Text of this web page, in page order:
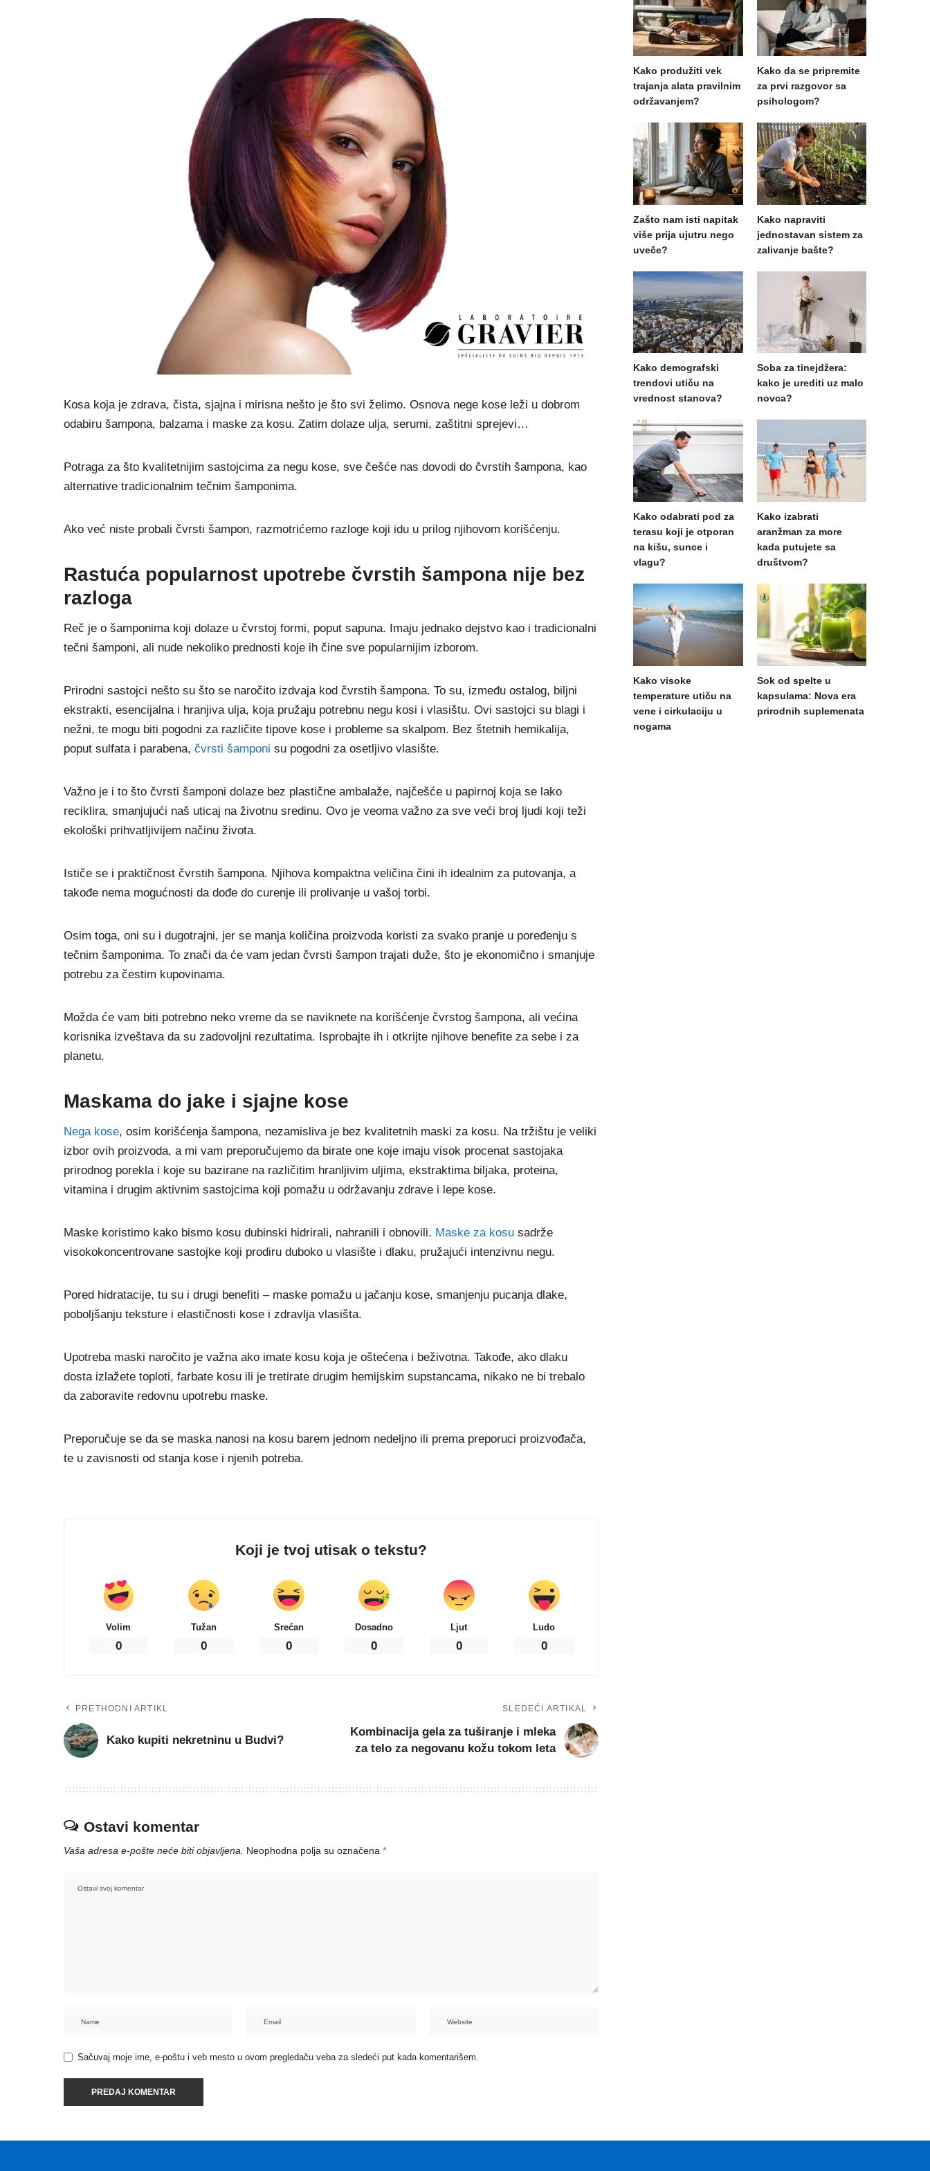
Kosa koja je zdrava, čista, sjajna i mirisna nešto je što svi želimo. Osnova nege kose leži u dobrom
odabiru šampona, balzama i maske za kosu. Zatim dolaze ulja, serumi, zaštitni sprejevi…
Potraga za što kvalitetnijim sastojcima za negu kose, sve češće nas dovodi do čvrstih šampona, kao
alternative tradicionalnim tečnim šamponima.
Ako već niste probali čvrsti šampon, razmotrićemo razloge koji idu u prilog njihovom korišćenju.
Rastuća popularnost upotrebe čvrstih šampona nije bez
razloga
Reč je o šamponima koji dolaze u čvrstoj formi, poput sapuna. Imaju jednako dejstvo kao i tradicionalni
tečni šamponi, ali nude nekoliko prednosti koje ih čine sve popularnijim izborom.
Prirodni sastojci nešto su što se naročito izdvaja kod čvrstih šampona. To su, između ostalog, biljni
ekstrakti, esencijalna i hranjiva ulja, koja pružaju potrebnu negu kosi i vlasištu. Ovi sastojci su blagi i
nežni, te mogu biti pogodni za različite tipove kose i probleme sa skalpom. Bez štetnih hemikalija,
poput sulfata i parabena, čvrsti šamponi su pogodni za osetljivo vlasište.
Važno je i to što čvrsti šamponi dolaze bez plastične ambalaže, najčešće u papirnoj koja se lako
reciklira, smanjujući naš uticaj na životnu sredinu. Ovo je veoma važno za sve veći broj ljudi koji teži
ekološki prihvatljivijem načinu života.
Ističe se i praktičnost čvrstih šampona. Njihova kompaktna veličina čini ih idealnim za putovanja, a
takođe nema mogućnosti da dođe do curenje ili prolivanje u vašoj torbi.
Osim toga, oni su i dugotrajni, jer se manja količina proizvoda koristi za svako pranje u poređenju s
tečnim šamponima. To znači da će vam jedan čvrsti šampon trajati duže, što je ekonomično i smanjuje
potrebu za čestim kupovinama.
Možda će vam biti potrebno neko vreme da se naviknete na korišćenje čvrstog šampona, ali većina
korisnika izveštava da su zadovoljni rezultatima. Isprobajte ih i otkrijte njihove benefite za sebe i za
planetu.
Maskama do jake i sjajne kose
Nega kose, osim korišćenja šampona, nezamisliva je bez kvalitetnih maski za kosu. Na tržištu je veliki
izbor ovih proizvoda, a mi vam preporučujemo da birate one koje imaju visok procenat sastojaka
prirodnog porekla i koje su bazirane na različitim hranljivim uljima, ekstraktima biljaka, proteina,
vitamina i drugim aktivnim sastojcima koji pomažu u održavanju zdrave i lepe kose.
Maske koristimo kako bismo kosu dubinski hidrirali, nahranili i obnovili. Maske za kosu sadrže
visokokoncentrovane sastojke koji prodiru duboko u vlasište i dlaku, pružajući intenzivnu negu.
Pored hidratacije, tu su i drugi benefiti – maske pomažu u jačanju kose, smanjenju pucanja dlake,
poboljšanju teksture i elastičnosti kose i zdravlja vlasišta.
Upotreba maski naročito je važna ako imate kosu koja je oštećena i beživotna. Takođe, ako dlaku
dosta izlažete toploti, farbate kosu ili je tretirate drugim hemijskim supstancama, nikako ne bi trebalo
da zaboravite redovnu upotrebu maske.
Preporučuje se da se maska nanosi na kosu barem jednom nedeljno ili prema preporuci proizvođača,
te u zavisnosti od stanja kose i njenih potreba.
Koji je tvoj utisak o tekstu?
Volim
0
Tužan
0
Srećan
0
Dosadno
0
Ljut
0
Ludo
0
PRETHODNI ARTIKL
Kako kupiti nekretninu u Budvi?
SLEDEĆI ARTIKAL
Kombinacija gela za tuširanje i mleka
za telo za negovanu kožu tokom leta
Ostavi komentar
Vaša adresa e-pošte neće biti objavljena. Neophodna polja su označena *
Sačuvaj moje ime, e-poštu i veb mesto u ovom pregledaču veba za sledeći put kada komentarišem.
Kako produžiti vek
trajanja alata pravilnim
održavanjem?
Kako da se pripremite
za prvi razgovor sa
psihologom?
Zašto nam isti napitak
više prija ujutru nego
uveče?
Kako napraviti
jednostavan sistem za
zalivanje bašte?
Kako demografski
trendovi utiču na
vrednost stanova?
Soba za tinejdžera:
kako je urediti uz malo
novca?
Kako odabrati pod za
terasu koji je otporan
na kišu, sunce i
vlagu?
Kako izabrati
aranžman za more
kada putujete sa
društvom?
Kako visoke
temperature utiču na
vene i cirkulaciju u
nogama
Sok od spelte u
kapsulama: Nova era
prirodnih suplemenata